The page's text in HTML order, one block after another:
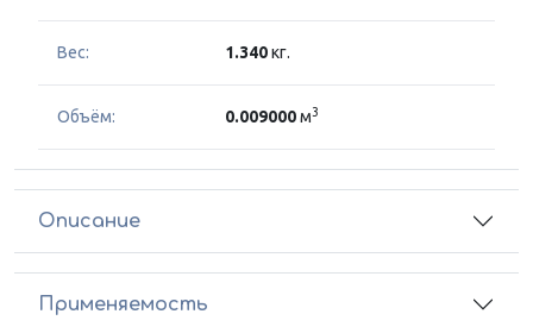
Вес: 1.340кг.
Объём: 0.009000м3
Описание
Применяемость